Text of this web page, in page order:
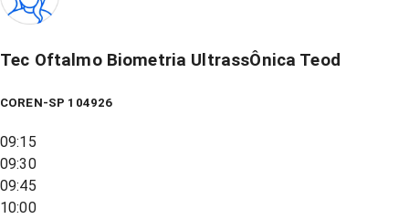
Tec Oftalmo Biometria UltrassÔnica Teod
COREN-SP 104926
09:15
09:30
09:45
10:00